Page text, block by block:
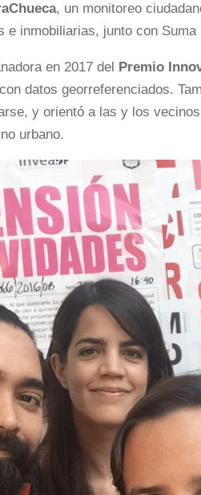
, un monitoreo
e inmobiliarias, junto con Suma
en 2017 del Premio
datos georreferenciados.
y orientó a las y los
urbano.